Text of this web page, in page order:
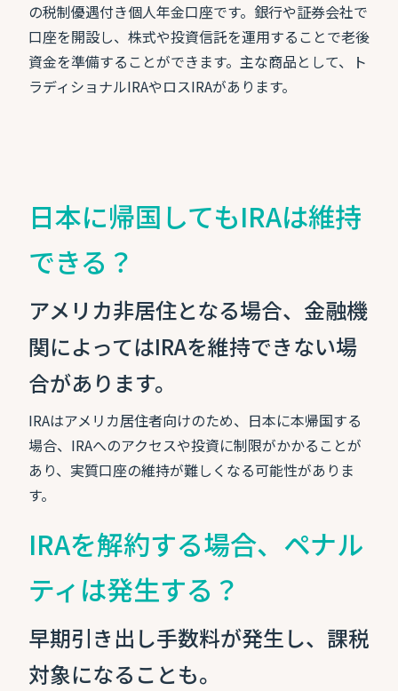
の税制優遇付き個人年金口座です。銀行や証券会社で
口座を開設し、株式や投資信託を運用することで老後
資金を準備することができます。主な商品として、ト
ラディショナルIRAやロスIRAがあります。
日本に帰国してもIRAは維持
できる？
アメリカ非居住となる場合、金融機
関によってはIRAを維持できない場
合があります。
IRAはアメリカ居住者向けのため、日本に本帰国する
場合、IRAへのアクセスや投資に制限がかかることが
あり、実質口座の維持が難しくなる可能性がありま
す。
IRAを解約する場合、ペナル
ティは発生する？
早期引き出し手数料が発生し、課税
対象になることも。